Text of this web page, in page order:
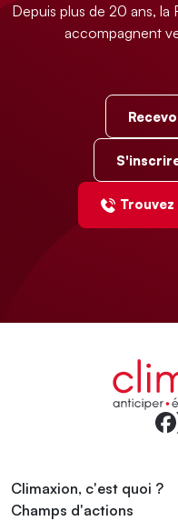
Depuis plus de 20 ans, la
accompagnent
Climaxion, c'est quoi ?
Champs d'actions